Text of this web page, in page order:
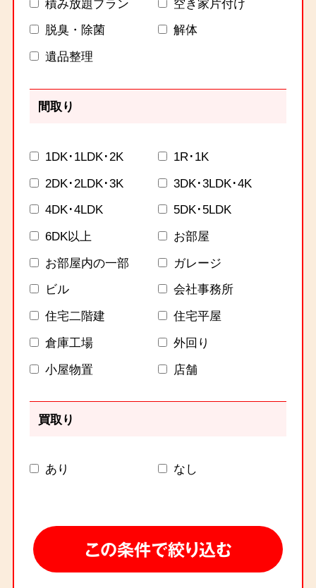
脱臭・除菌
解体
遺品整理
間取り
1DK･1LDK･2K
1R･1K
2DK･2LDK･3K
3DK･3LDK･4K
4DK･4LDK
5DK･5LDK
6DK以上
お部屋
お部屋内の一部
ガレージ
ビル
会社事務所
住宅二階建
住宅平屋
倉庫工場
外回り
小屋物置
店舗
買取り
あり なし